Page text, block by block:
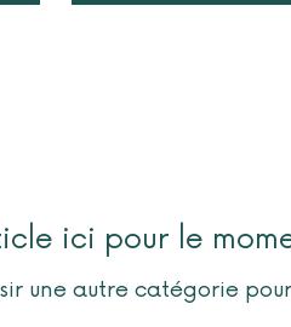
ici pour le
une autre catégorie